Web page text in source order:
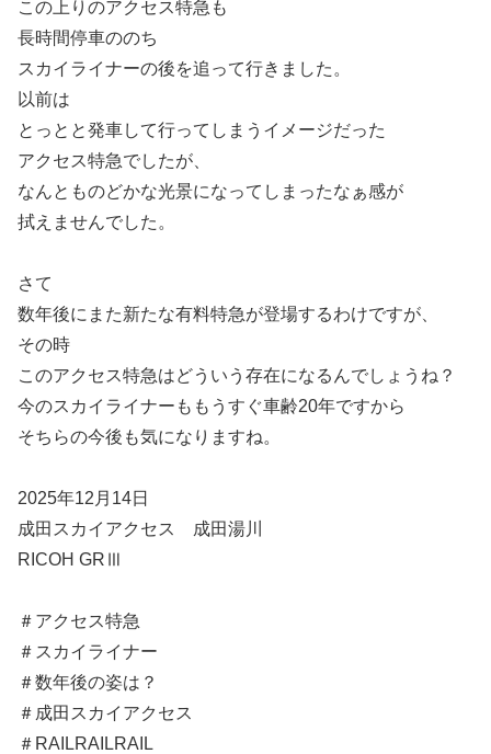
この上りのアクセス特急も
長時間停車ののち
スカイライナーの後を追って行きました。
以前は
とっとと発車して行ってしまうイメージだった
アクセス特急でしたが、
なんとものどかな光景になってしまったなぁ感が
拭えませんでした。
さて
数年後にまた新たな有料特急が登場するわけですが、
その時
このアクセス特急はどういう存在になるんでしょうね？
今のスカイライナーももうすぐ車齢20年ですから
そちらの今後も気になりますね。
2025年12月14日
成田スカイアクセス 成田湯川
RICOH GRⅢ
＃アクセス特急
＃スカイライナー
＃数年後の姿は？
＃成田スカイアクセス
＃RAILRAILRAIL